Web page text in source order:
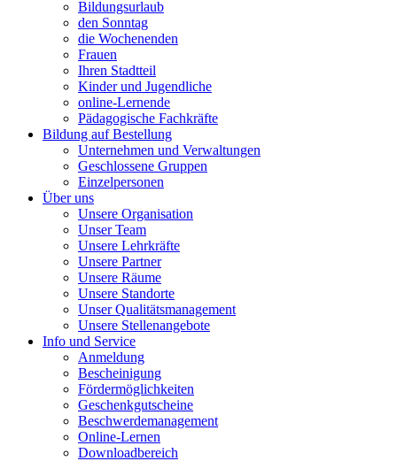
Bildungsurlaub
den Sonntag
die Wochenenden
Frauen
Ihren Stadtteil
Kinder und Jugendliche
online-Lernende
Pädagogische Fachkräfte
Bildung auf Bestellung
Unternehmen und Verwaltungen
Geschlossene Gruppen
Einzelpersonen
Über uns
Unsere Organisation
Unser Team
Unsere Lehrkräfte
Unsere Partner
Unsere Räume
Unsere Standorte
Unser Qualitätsmanagement
Unsere Stellenangebote
Info und Service
Anmeldung
Bescheinigung
Fördermöglichkeiten
Geschenkgutscheine
Beschwerdemanagement
Online-Lernen
Downloadbereich